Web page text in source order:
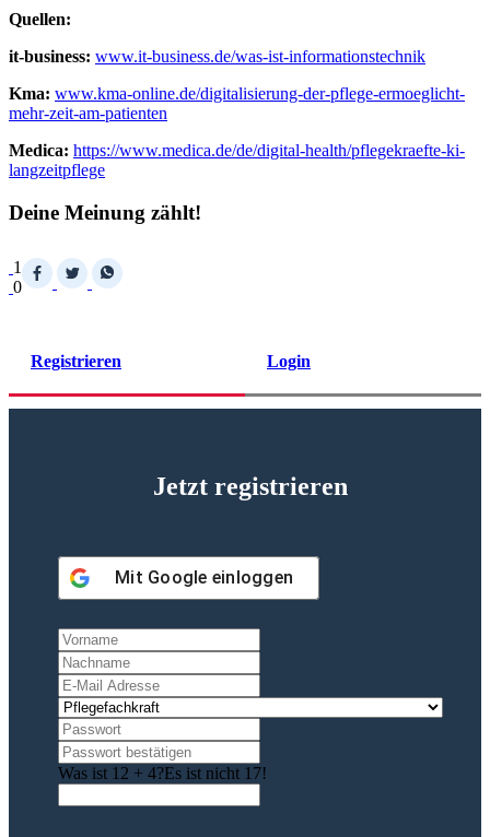
Quellen:
it-business: www.it-business.de/was-ist-informationstechnik
Kma: www.kma-online.de/digitalisierung-der-pflege-ermoeglicht-
mehr-zeit-am-patienten
Medica: https://www.medica.de/de/digital-health/pflegekraefte-ki-
langzeitpflege
Deine Meinung zählt!
1
0
Registrieren Login
Jetzt registrieren
Mit Google einloggen
Was ist 12 + 4?Es ist nicht 17!